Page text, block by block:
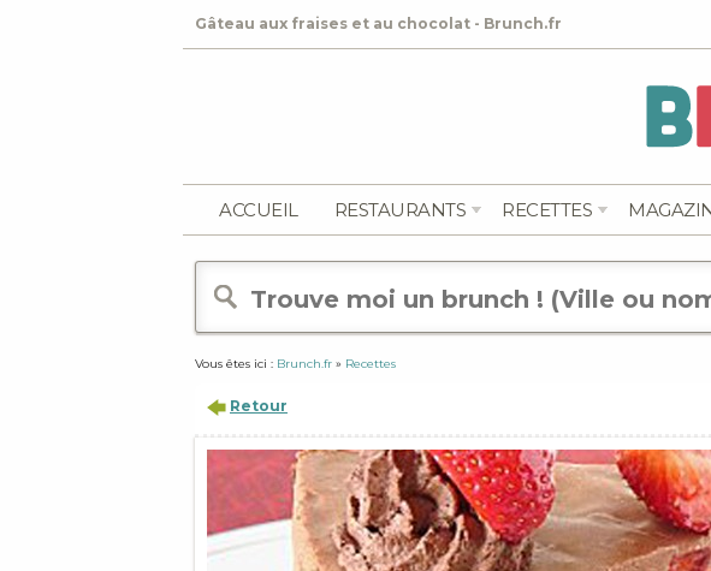
Gâteau aux fraises et au chocolat - Brunch.fr
ACCUEIL RESTAURANTS RECETTES
Vous êtes ici : Brunch.fr » Recettes
Retour